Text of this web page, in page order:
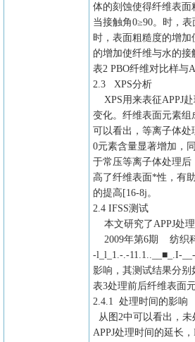
体的刻蚀使得纤维表面
当接触角0≥90。时，
时，表面粗糙度的增
的增加使纤维与水的
表2 PBO纤维对比样与
2.3 XPS分析
XPS用来表征APPJ
变化。纤维表面元素组
可以看出，等离子体
0元素含量显著增加，
于常压等离子体处理
高了纤维表面*性，有
的提高[16-8j。
2.4 IFSS测试
本文研究了APPJ处
2009年第6期 纺织
-l_l_1.-.-
影响，其测试结果分别
表3处理前后纤维表面
2.4.1 处理时间的影响
从图2中可以看出，未
APPJ处理时间的延长